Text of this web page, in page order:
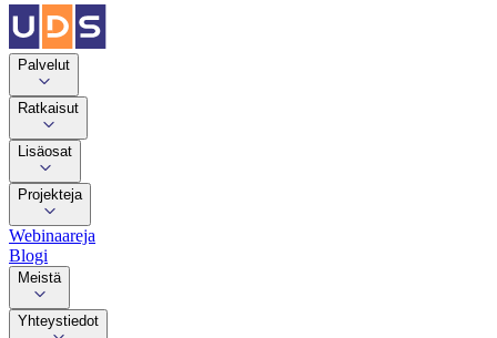
Palvelut
Ratkaisut
Lisäosat
Projekteja
Webinaareja
Blogi
Meistä
Yhteystiedot